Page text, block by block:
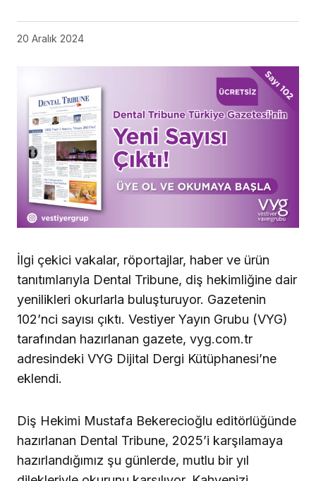
20 Aralık 2024
İlgi çekici vakalar, röportajlar, haber ve ürün
tanıtımlarıyla Dental Tribune, diş hekimliğine dair
yenilikleri okurlarla buluşturuyor. Gazetenin
102’nci sayısı çıktı. Vestiyer Yayın Grubu (VYG)
tarafından hazırlanan gazete, vyg.com.tr
adresindeki VYG Dijital Dergi Kütüphanesi’ne
eklendi.
Diş Hekimi Mustafa Bekerecioğlu editörlüğünde
hazırlanan Dental Tribune, 2025’i karşılamaya
hazırlandığımız şu günlerde, mutlu bir yıl